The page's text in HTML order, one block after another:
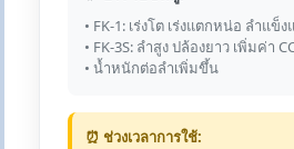
• FK-1: เร่งโต เร่งแตกหน่อ ลำแข็ง
• FK-3S: ลำสูง ปล้องยาว เพิ่มค่า
• น้ำหนักต่อลำเพิ่มขึ้น
⏰ ช่วงเวลาการใช้: